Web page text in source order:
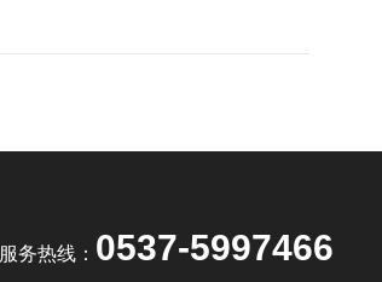
服务热线： 0537-5997466